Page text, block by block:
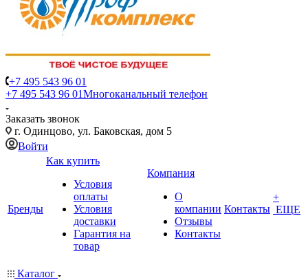
+7 495 543 96 01
+7 495 543 96 01Многоканальный телефон
Заказать звонок
г. Одинцово, ул. Баковская, дом 5
Войти
Бренды
Как купить
Условия
оплаты
Условия
доставки
Гарантия на
товар
Компания
О
компании
Отзывы
Контакты
Контакты
+
ЕЩЕ
Каталог